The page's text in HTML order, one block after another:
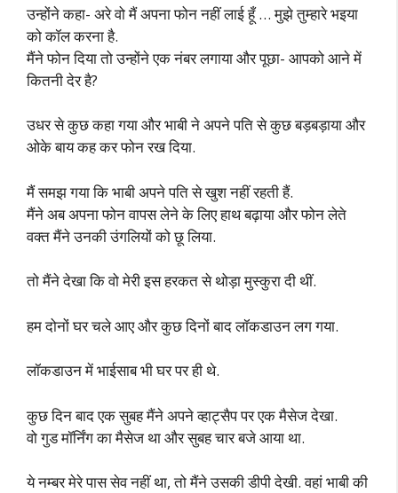
उन्होंने कहा- अरे वो मैं अपना फोन नहीं लाई हूँ … मुझे तुम्हारे भइया
को कॉल करना है.
मैंने फोन दिया तो उन्होंने एक नंबर लगाया और पूछा- आपको आने में
कितनी देर है?
उधर से कुछ कहा गया और भाबी ने अपने पति से कुछ बड़बड़ाया और
ओके बाय कह कर फोन रख दिया.
मैं समझ गया कि भाबी अपने पति से खुश नहीं रहती हैं.
मैंने अब अपना फोन वापस लेने के लिए हाथ बढ़ाया और फोन लेते
वक्त मैंने उनकी उंगलियों को छू लिया.
तो मैंने देखा कि वो मेरी इस हरकत से थोड़ा मुस्कुरा दी थीं.
हम दोनों घर चले आए और कुछ दिनों बाद लॉकडाउन लग गया.
लॉकडाउन में भाईसाब भी घर पर ही थे.
कुछ दिन बाद एक सुबह मैंने अपने व्हाट्सैप पर एक मैसेज देखा.
वो गुड मॉर्निंग का मैसेज था और सुबह चार बजे आया था.
ये नम्बर मेरे पास सेव नहीं था, तो मैंने उसकी डीपी देखी. वहां भाबी की